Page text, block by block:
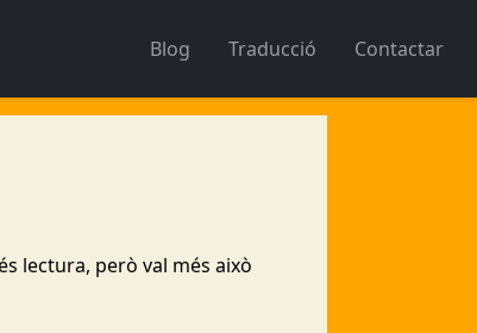
Blog Traducció Contactar
lectura, però val més això